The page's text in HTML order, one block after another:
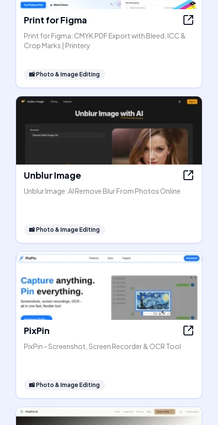
Print for Figma
Print for Figma: CMYK PDF Export with Bleed, ICC &
Crop Marks | Printery
📸Photo & Image Editing
Unblur Image
Unblur Image: AI Remove Blur From Photos Online
📸Photo & Image Editing
PixPin
PixPin - Screenshot, Screen Recorder & OCR Tool
📸Photo & Image Editing